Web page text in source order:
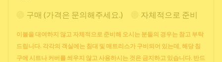
구매 (가격은 문의해주세요.) 자체적으로 준비
이불을 대여하지 않고 자체적으로 준비해 오시는 분들의 경우는 참고 부탁
드립니다. 각각의 객실에는 침대 및 매트리스가 구비되어 있는데, 해당 침
구에 시트나 커버를 씌우지 않고 사용하시는 것은 금지하고 있습니다. 반드